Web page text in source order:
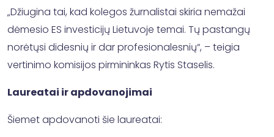
„Džiugina tai, kad kolegos žurnalistai skiria nemažai
dėmesio ES investicijų Lietuvoje temai. Tų pastangų
norėtųsi didesnių ir dar profesionalesnių“, – teigia
vertinimo komisijos pirmininkas Rytis Staselis.
Laureatai ir apdovanojimai
Šiemet apdovanoti šie laureatai: